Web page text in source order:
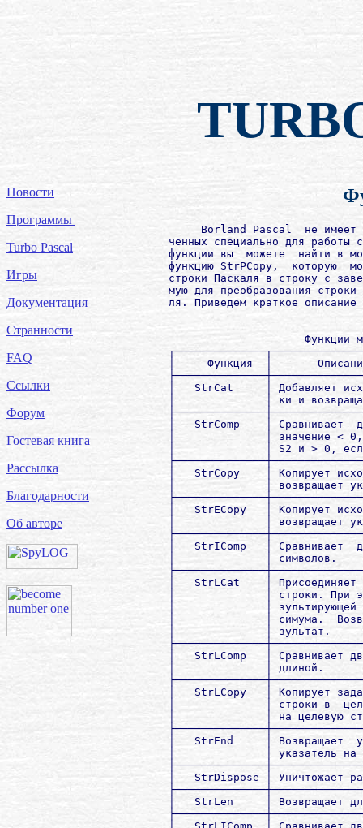
Новости
Программы
Turbo Pascal
Игры
Документация
Странности
FAQ
Ссылки
Форум
Гостевая книга
Рассылка
Благодарности
Об авторе
Borland Pascal  не
ченных специально для работы
функции вы  можете  найти в
функцию StrPCopy,  которую
строки Паскаля в строку с
мую для преобразования
ля. Приведем краткое описание
Функции
│     Функция  │
│   StrCat     │ Добавляет
│              │ ки и
│   StrComp    │ Сравнивает
│              │ значение <
│              │ S2 и > 0,
│   StrCopy    │ Копирует
│              │ возвращает
│   StrECopy   │ Копирует
│              │ возвращает
│   StrIComp   │ Сравнивает
│              │ символов.
│   StrLCat    │
│              │ строки. При
│              │
│              │ симума.
│              │ зультат.
│   StrLComp   │ Сравнивает
│              │ длиной.
│   StrLCopy   │ Копирует
│              │ строки в
│              │ на целевую
│   StrEnd     │ Возвращает
│              │ указатель
│   StrDispose │ Уничтожает
│   StrLen     │ Возвращает